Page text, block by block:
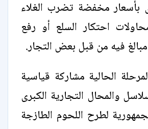
بأسعار مخفضة تضرب الغلاء
احتكار السلع أو رفع
فيه من قبل بعض التجار.
الحالية مشاركة قياسية
والمحال التجارية الكبرى
لطرح اللحوم الطازجة